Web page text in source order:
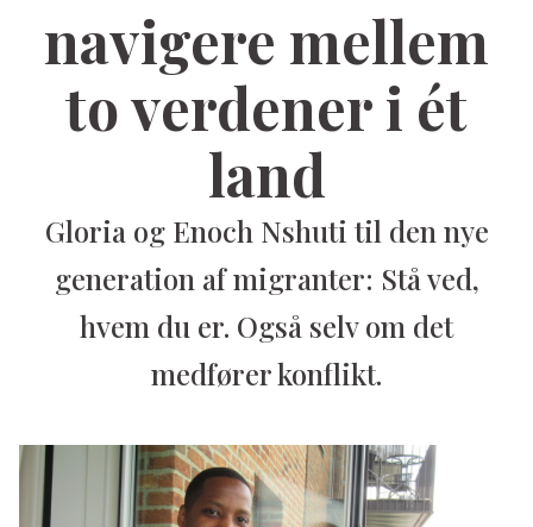
navigere mellem
to verdener i ét
land
Gloria og Enoch Nshuti til den nye
generation af migranter: Stå ved,
hvem du er. Også selv om det
medfører konflikt.